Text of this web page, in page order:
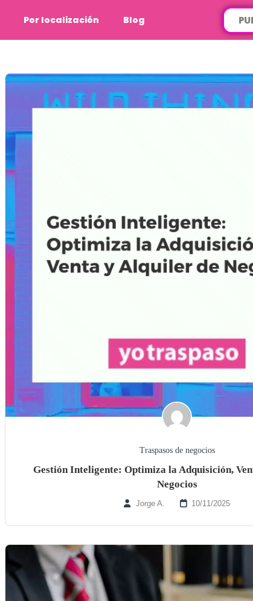
Por localización Blog
Traspasos de negocios
Gestión Inteligente: Optimiza la Adquisición,
Negocios
Jorge A. 10/11/2025